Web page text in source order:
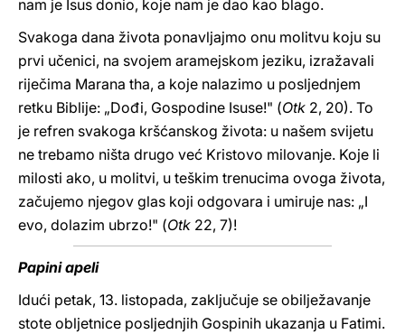
nam je Isus donio, koje nam je dao kao blago.
Svakoga dana života ponavljajmo onu molitvu koju su
prvi učenici, na svojem aramejskom jeziku, izražavali
riječima Marana tha, a koje nalazimo u posljednjem
retku Biblije: „Dođi, Gospodine Isuse!" (Otk 2, 20). To
je refren svakoga kršćanskog života: u našem svijetu
ne trebamo ništa drugo već Kristovo milovanje. Koje li
milosti ako, u molitvi, u teškim trenucima ovoga života,
začujemo njegov glas koji odgovara i umiruje nas: „I
evo, dolazim ubrzo!" (Otk 22, 7)!
Papini apeli
Idući petak, 13. listopada, zaključuje se obilježavanje
stote obljetnice posljednjih Gospinih ukazanja u Fatimi.